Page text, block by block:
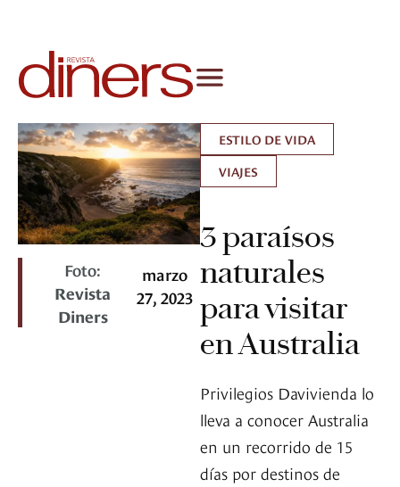
Foto:
Revista
Diners
marzo
27, 2023
ESTILO DE VIDA
VIAJES
3 paraísos
naturales
para visitar
en Australia
Privilegios Davivienda lo
lleva a conocer Australia
en un recorrido de 15
días por destinos de